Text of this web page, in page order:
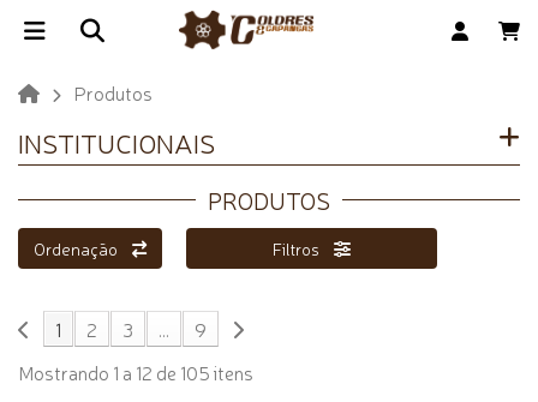
Produtos
INSTITUCIONAIS
PRODUTOS
Ordenação Filtros
1 2 3 ...
9
Mostrando 1 a 12 de 105 itens